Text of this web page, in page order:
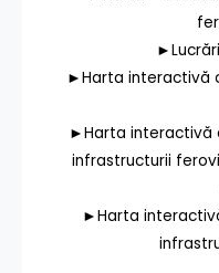
►Harta interactivă
►Harta interactivă
infrastructurii
►Harta